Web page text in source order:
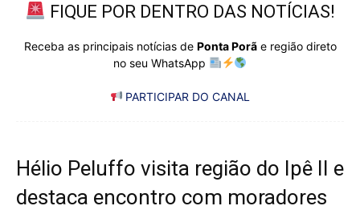
FIQUE POR DENTRO DAS NOTÍCIAS!
Receba as principais notícias de Ponta Porãe região direto
no seu WhatsApp
PARTICIPAR DO CANAL
Hélio Peluffo visita região do Ipê II e
destaca encontro com moradores